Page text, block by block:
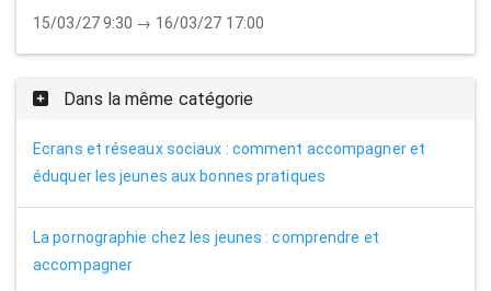
15/03/27 9:30 → 16/03/27 17:00
Dans la même catégorie
Ecrans et réseaux sociaux : comment accompagner et
éduquer les jeunes aux bonnes pratiques
La pornographie chez les jeunes : comprendre et
accompagner